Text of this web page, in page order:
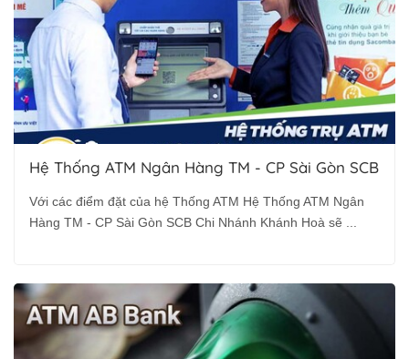
Hệ Thống ATM Ngân Hàng TM - CP Sài Gòn SCB
Với các điểm đặt của hệ Thống ATM Hệ Thống ATM Ngân
Hàng TM - CP Sài Gòn SCB Chi Nhánh Khánh Hoà sẽ ...